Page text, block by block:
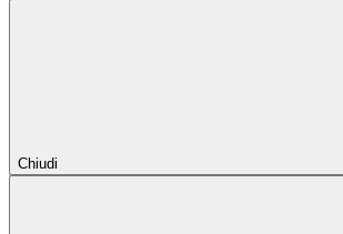
Chiudi